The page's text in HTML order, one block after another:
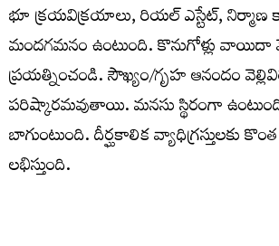
భూ క్రయవిక్రయాలు, రియల్‌ ఎస్టేట్‌,
మందగమనం ఉంటుంది. కొనుగోళ్లు వాయిదా
ప్రయత్నించండి. సౌఖ్యం/గృహ ఆనందం
పరిష్కారమవుతాయి. మనసు స్థిరంగా
బాగుంటుంది. దీర్ఘకాలిక వ్యాధిగ్రస్తులకు
లభిస్తుంది.